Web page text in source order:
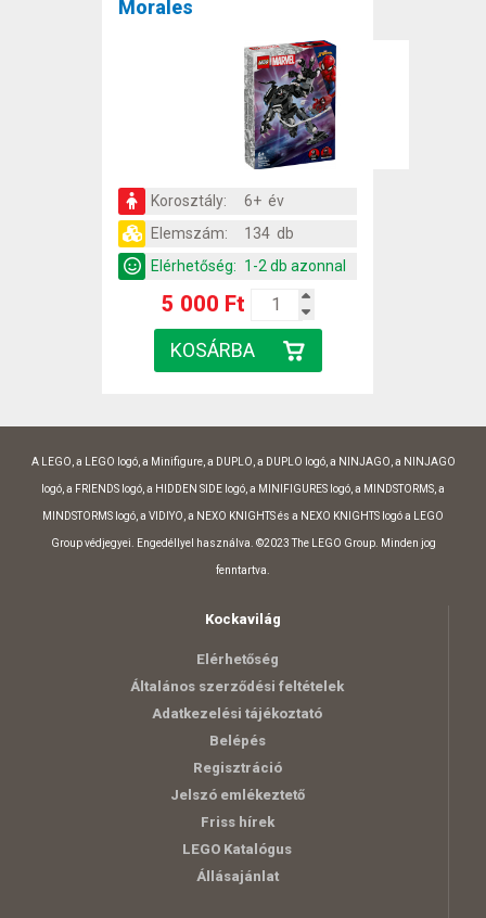
Morales
Korosztály:
6+ év
Elemszám:
134 db
Elérhetőség: 1-2 db azonnal
5 000 Ft
A LEGO, a LEGO logó, a Minifigure, a DUPLO, a DUPLO logó, a NINJAGO, a NINJAGO
logó, a FRIENDS logó, a HIDDEN SIDE logó, a MINIFIGURES logó, a MINDSTORMS, a
MINDSTORMS logó, a VIDIYO, a NEXO KNIGHTS és a NEXO KNIGHTS logó a LEGO
Group védjegyei. Engedéllyel használva. ©2023 The LEGO Group. Minden jog
fenntartva.
Kockavilág
Elérhetőség
Általános szerződési feltételek
Adatkezelési tájékoztató
Belépés
Regisztráció
Jelszó emlékeztető
Friss hírek
LEGO Katalógus
Állásajánlat